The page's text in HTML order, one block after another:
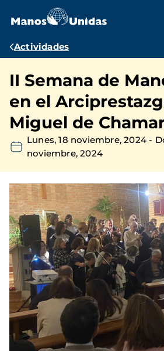
contenido
Ruta
navegación
Actividades
II Semana de
en el
Miguel de
Lunes, 18 noviembre, 2024 -
noviembre, 2024